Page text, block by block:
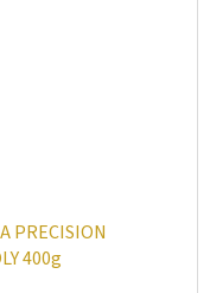
PRECISION
400g